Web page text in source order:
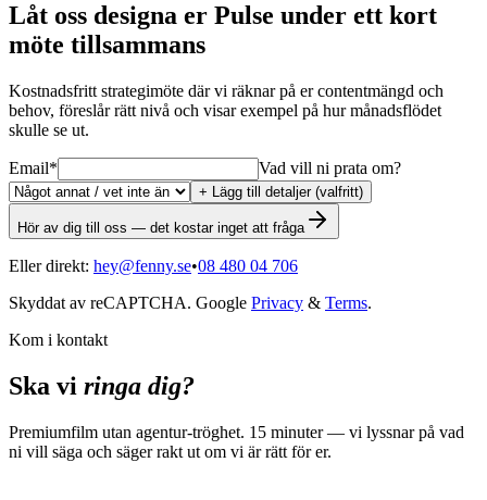
Låt oss designa er Pulse under ett kort
möte tillsammans
Kostnadsfritt strategimöte där vi räknar på er contentmängd och
behov, föreslår rätt nivå och visar exempel på hur månadsflödet
skulle se ut.
Email* Vad vill ni prata om?
+ Lägg till detaljer (valfritt)
Hör av dig till oss — det kostar inget att fråga
Eller direkt: hey@fenny.se•08 480 04 706
Skyddat av reCAPTCHA. Google Privacy & Terms.
Kom i kontakt
Ska vi ringa dig?
Premiumfilm utan agentur-tröghet. 15 minuter — vi lyssnar på vad
ni vill säga och säger rakt ut om vi är rätt för er.